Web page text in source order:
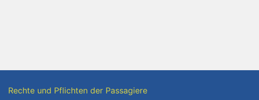
Rechte und Pflichten der Passagiere